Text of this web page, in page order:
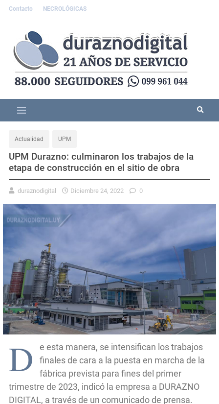
Contacto NECROLÓGICAS
Actualidad UPM
UPM Durazno: culminaron los trabajos de la
etapa de construcción en el sitio de obra
duraznodigital Diciembre 24, 2022 0
D
e esta manera, se intensifican los trabajos
finales de cara a la puesta en marcha de la
fábrica prevista para fines del primer
trimestre de 2023, indicó la empresa a DURAZNO
DIGITAL, a través de un comunicado de prensa.